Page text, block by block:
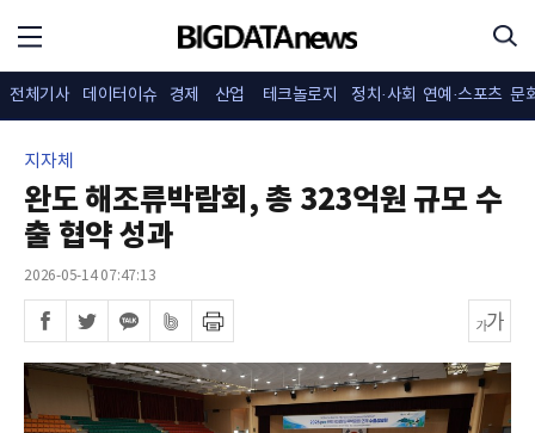
전체기사 데이터이슈 경제 산업 테크놀로지 정치·사회 연예·스포츠 문
지자체
완도 해조류박람회, 총 323억원 규모 수
출 협약 성과
2026-05-14 07:47:13